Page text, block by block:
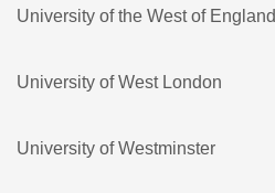
University of the West of England
University of West London
University of Westminster